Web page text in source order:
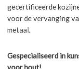
gecertificeerde
voor de vervanging
metaal.
Gespecialiseerd in
voor hout!